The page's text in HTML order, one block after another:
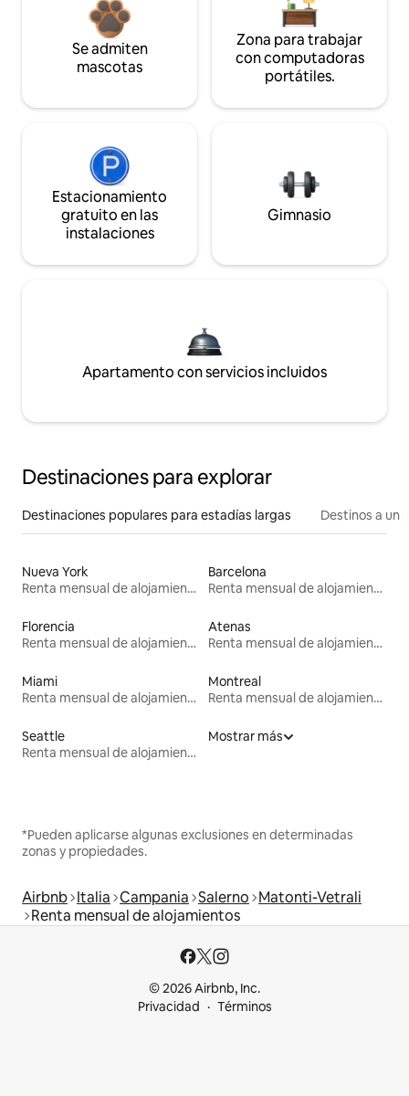
Se admiten
mascotas
Zona para trabajar
con computadoras
portátiles.
Estacionamiento
gratuito en las
instalaciones
Gimnasio
Apartamento con servicios incluidos
Destinaciones para explorar
Destinaciones populares para estadías largas Destinos a un
Nueva York
Renta mensual de alojamientos
Barcelona
Renta mensual de alojamientos
Florencia
Renta mensual de alojamientos
Atenas
Renta mensual de alojamientos
Miami
Renta mensual de alojamientos
Montreal
Renta mensual de alojamientos
Seattle
Renta mensual de alojamientos
Mostrar más
*Pueden aplicarse algunas exclusiones en determinadas
zonas y propiedades.
Airbnb Italia Campania Salerno Matonti-Vetrali
Renta mensual de alojamientos
© 2026 Airbnb, Inc.
Privacidad
Términos